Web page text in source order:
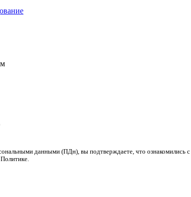
данными (ПДн), вы подтверждаете, что ознакомились с